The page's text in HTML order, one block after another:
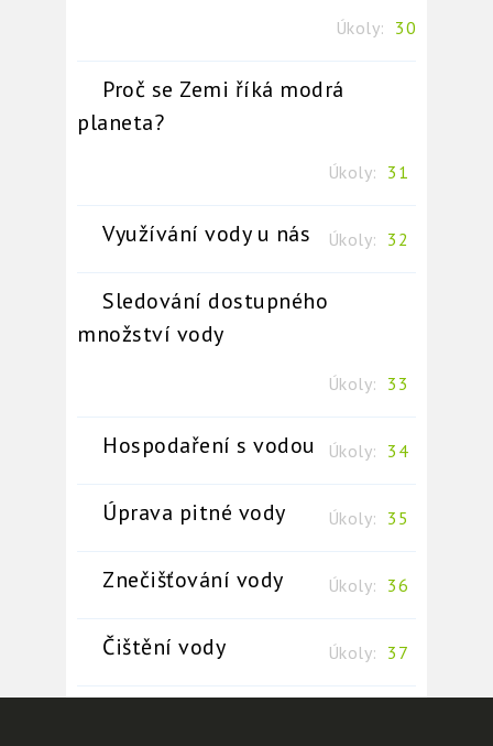
Úkoly: 30
Proč se Zemi říká modrá
planeta?
Úkoly: 31
Využívání vody u nás Úkoly: 32
Sledování dostupného
množství vody
Úkoly: 33
Hospodaření s vodou Úkoly: 34
Úprava pitné vody Úkoly: 35
Znečišťování vody Úkoly: 36
Čištění vody Úkoly: 37